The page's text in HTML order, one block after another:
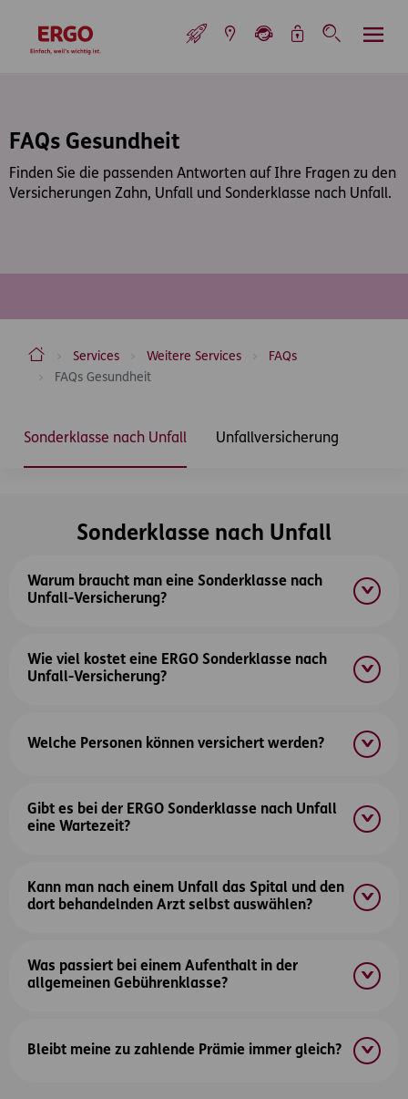
zur Startseite
FAQs Gesundheit
Finden Sie die passenden Antworten auf Ihre Fragen zu den
Versicherungen Zahn, Unfall und Sonderklasse nach Unfall.
ERGO Versicherung Aktiengesellschaft
Services Weitere Services
FAQs
FAQs Gesundheit
Sonderklasse nach Unfall
Unfallversicherung
Sonderklasse nach Unfall
Warum braucht man eine Sonderklasse nach
Unfall-Versicherung?
Wie viel kostet eine ERGO Sonderklasse nach
Unfall-Versicherung?
Welche Personen können versichert werden?
Gibt es bei der ERGO Sonderklasse nach Unfall
eine Wartezeit?
Kann man nach einem Unfall das Spital und den
dort behandelnden Arzt selbst auswählen?
Was passiert bei einem Aufenthalt in der
allgemeinen Gebührenklasse?
Bleibt meine zu zahlende Prämie immer gleich?